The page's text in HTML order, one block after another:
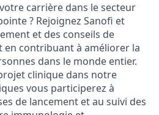
carrière dans le secteur
? Rejoignez Sanofi et
et des conseils de
en contribuant à améliorer la
dans le monde entier.
clinique dans notre
vous participerez à
de lancement et au suivi des